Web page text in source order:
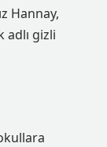
Hannay,
adlı gizli